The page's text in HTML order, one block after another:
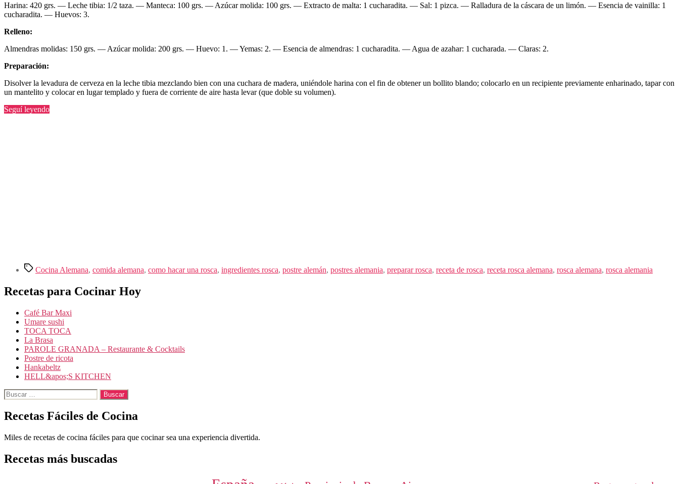
Harina: 420 grs. — Leche tibia: 1/2 taza. — Manteca: 100 grs. — Azúcar molida: 100 grs. — Extracto de malta: 1 cucharadita. — Sal: 1 pizca. — Ralladura de la cáscara de un limón. — Esencia de vainilla: 1
cucharadita. — Huevos: 3.
Relleno:
Almendras molidas: 150 grs. — Azúcar molida: 200 grs. — Huevo: 1. — Yemas: 2. — Esencia de almendras: 1 cucharadita. — Agua de azahar: 1 cucharada. — Claras: 2.
Preparación:
Disolver la levadura de cerveza en la leche tibia mezclando bien con una cuchara de madera, uniéndole harina con el fin de obtener un bollito blando; colocarlo en un recipiente previamente enharinado, tapar con
un mantelito y colocar en lugar templado y fuera de corriente de aire hasta levar (que doble su volumen).
Seguí leyendo“Rosca
Etiquetas
Cocina Alemana, comida alemana, como hacar una rosca, ingredientes rosca, postre alemán, postres alemania, preparar rosca, receta de rosca, receta rosca alemana, rosca alemana, rosca alemania
Recetas para Cocinar Hoy
Café Bar Maxi
Umare sushi
TOCA TOCA
La Brasa
PAROLE GRANADA – Restaurante & Cocktails
Postre de ricota
Hankabeltz
HELL&apos;S KITCHEN
Buscar:
Recetas Fáciles de Cocina
Miles de recetas de cocina fáciles para que cocinar sea una experiencia divertida.
Recetas más buscadas